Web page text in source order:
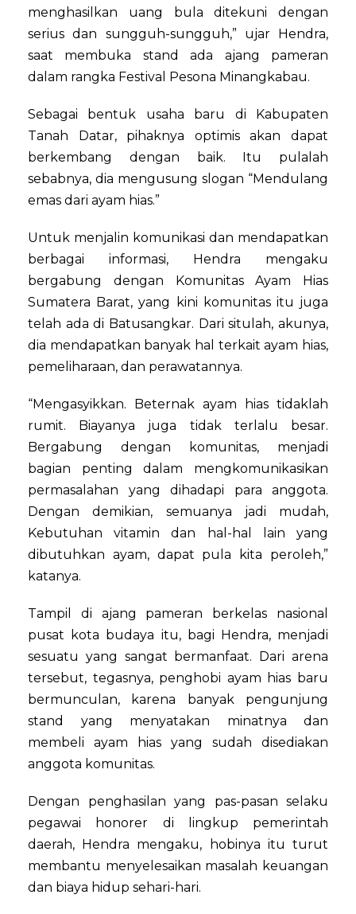
menghasilkan uang bula ditekuni dengan
serius dan sungguh-sungguh,” ujar Hendra,
saat membuka stand ada ajang pameran
dalam rangka Festival Pesona Minangkabau.
Sebagai bentuk usaha baru di Kabupaten
Tanah Datar, pihaknya optimis akan dapat
berkembang dengan baik. Itu pulalah
sebabnya, dia mengusung slogan “Mendulang
emas dari ayam hias.”
Untuk menjalin komunikasi dan mendapatkan
berbagai informasi, Hendra mengaku
bergabung dengan Komunitas Ayam Hias
Sumatera Barat, yang kini komunitas itu juga
telah ada di Batusangkar. Dari situlah, akunya,
dia mendapatkan banyak hal terkait ayam hias,
pemeliharaan, dan perawatannya.
“Mengasyikkan. Beternak ayam hias tidaklah
rumit. Biayanya juga tidak terlalu besar.
Bergabung dengan komunitas, menjadi
bagian penting dalam mengkomunikasikan
permasalahan yang dihadapi para anggota.
Dengan demikian, semuanya jadi mudah,
Kebutuhan vitamin dan hal-hal lain yang
dibutuhkan ayam, dapat pula kita peroleh,”
katanya.
Tampil di ajang pameran berkelas nasional
pusat kota budaya itu, bagi Hendra, menjadi
sesuatu yang sangat bermanfaat. Dari arena
tersebut, tegasnya, penghobi ayam hias baru
bermunculan, karena banyak pengunjung
stand yang menyatakan minatnya dan
membeli ayam hias yang sudah disediakan
anggota komunitas.
Dengan penghasilan yang pas-pasan selaku
pegawai honorer di lingkup pemerintah
daerah, Hendra mengaku, hobinya itu turut
membantu menyelesaikan masalah keuangan
dan biaya hidup sehari-hari.